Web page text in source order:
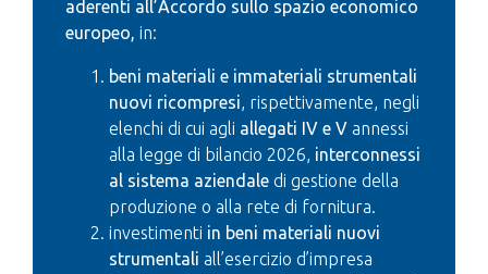
aderenti all’Accordo sullo spazio economico
europeo, in:
beni materiali e immateriali strumentali
nuovi ricompresi, rispettivamente, negli
elenchi di cui agli allegati IV e V annessi
alla legge di bilancio 2026, interconnessi
al sistema aziendale di gestione della
produzione o alla rete di fornitura.
investimenti in beni materiali nuovi
strumentali all’esercizio d’impresa